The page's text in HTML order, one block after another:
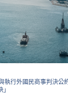
執行外國民商事判決公